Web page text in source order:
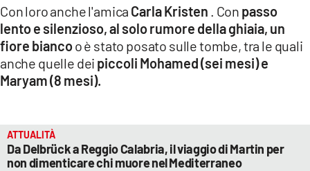
Con loro anche l'amica Carla Kristen . Con passo
lento e silenzioso, al solo rumore della ghiaia, un
fiore biancoo è stato posato sulle tombe, tra le quali
anche quelle dei piccoli Mohamed (sei mesi) e
Maryam (8 mesi).
ATTUALITÀ
Da Delbrück a Reggio Calabria, il viaggio di Martin per
non dimenticare chi muore nel Mediterraneo